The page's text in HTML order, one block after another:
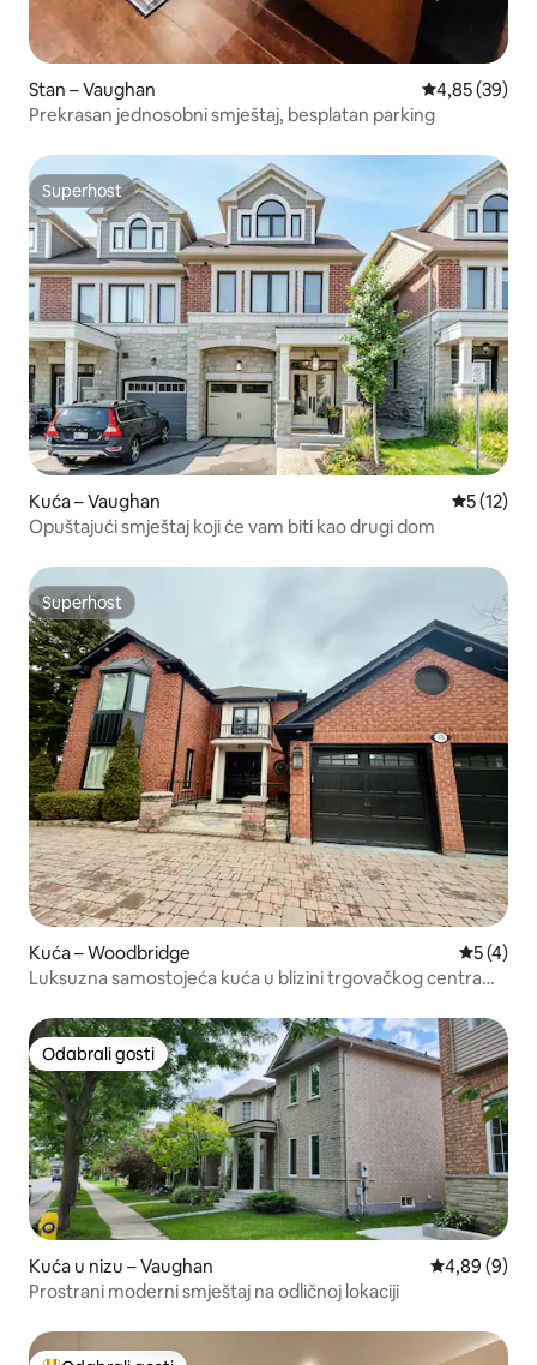
Stan – Vaughan Prosječna
4,85 (39)
Prekrasan jednosobni smještaj, besplatan parking
Superhost
Superhost
Kuća – Vaughan Prosječna
5 (12)
Opuštajući smještaj koji će vam biti kao drugi dom
Superhost
Superhost
Kuća – Woodbridge
5 (4)
Luksuzna samostojeća kuća u blizini trgovačkog centra
Odabrali gosti
Odabrali gosti
Kuća u nizu – Vaughan Prosječna
4,89 (9)
Prostrani moderni smještaj na odličnoj lokaciji